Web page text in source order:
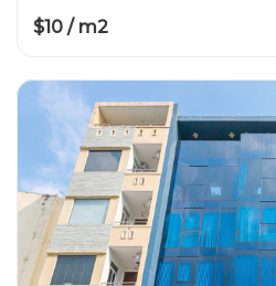
$10 / m2